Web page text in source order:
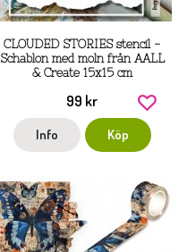
CLOUDED STORIES stencil -
Schablon med moln från AALL
& Create 15x15 cm
99 kr
Info Köp